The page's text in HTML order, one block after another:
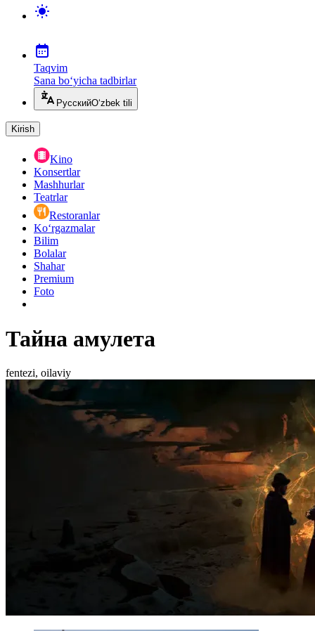
Taqvim
Sana bo‘yicha tadbirlar
РусскийO‘zbek tili
Kirish
Kino
Konsertlar
Mashhurlar
Teatrlar
Restoranlar
Ko‘rgazmalar
Bilim
Bolalar
Shahar
Premium
Foto
Тайна амулета
fentezi, oilaviy